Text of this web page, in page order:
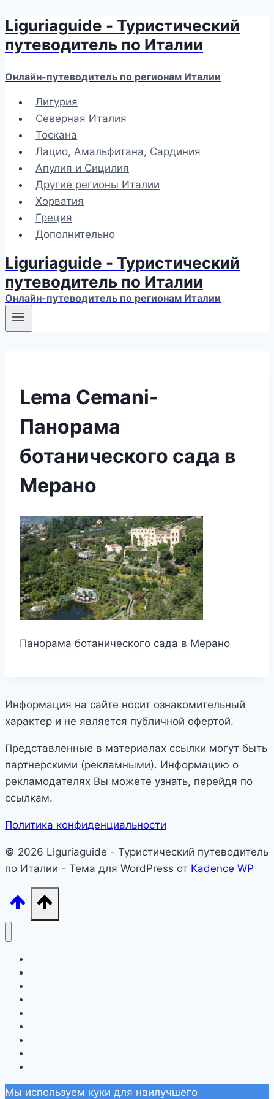
Перейти
к
содержимому
Liguriaguide - Туристический
путеводитель по Италии
Онлайн-путеводитель по регионам Италии
Лигурия
Северная Италия
Тоскана
Лацио, Амальфитана, Сардиния
Апулия и Сицилия
Другие регионы Италии
Хорватия
Греция
Дополнительно
Liguriaguide - Туристический
путеводитель по Италии
Онлайн-путеводитель по регионам Италии
Lema Cemani-
Панорама
ботанического сада в
Мерано
Панорама ботанического сада в Мерано
Информация на сайте носит ознакомительный
характер и не является публичной офертой.
Представленные в материалах ссылки могут быть
партнерскими (рекламными). Информацию о
рекламодателях Вы можете узнать, перейдя по
ссылкам.
Политика конфиденциальности
© 2026 Liguriaguide - Туристический путеводитель
по Италии - Тема для WordPress от Kadence WP
Мы используем куки для наилучшего